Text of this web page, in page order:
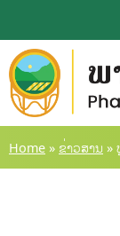
to
content
Home » ຂ່າວສານ »